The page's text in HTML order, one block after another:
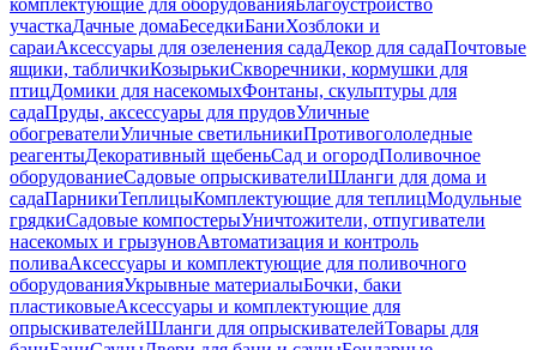
комплектующие для оборудованияБлагоустройство
участкаДачные домаБеседкиБаниХозблоки и
сараиАксессуары для озеленения садаДекор для садаПочтовые
ящики, табличкиКозырькиСкворечники, кормушки для
птицДомики для насекомыхФонтаны, скульптуры для
садаПруды, аксессуары для прудовУличные
обогревателиУличные светильникиПротивогололедные
реагентыДекоративный щебеньСад и огородПоливочное
оборудованиеСадовые опрыскивателиШланги для дома и
садаПарникиТеплицыКомплектующие для теплицМодульные
грядкиСадовые компостерыУничтожители, отпугиватели
насекомых и грызуновАвтоматизация и контроль
поливаАксессуары и комплектующие для поливочного
оборудованияУкрывные материалыБочки, баки
пластиковыеАксессуары и комплектующие для
опрыскивателейШланги для опрыскивателейТовары для